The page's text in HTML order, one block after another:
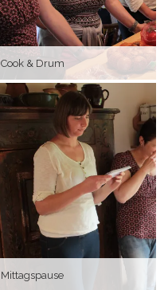
Cook & Drum
Mittagspause